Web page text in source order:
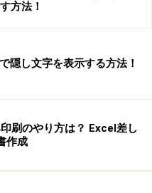
す方法！
隠し文字を表示する方法！
刷のやり方は？ Excel差し
作成